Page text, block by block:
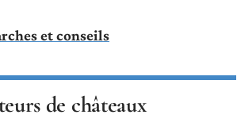
et conseils
de châteaux